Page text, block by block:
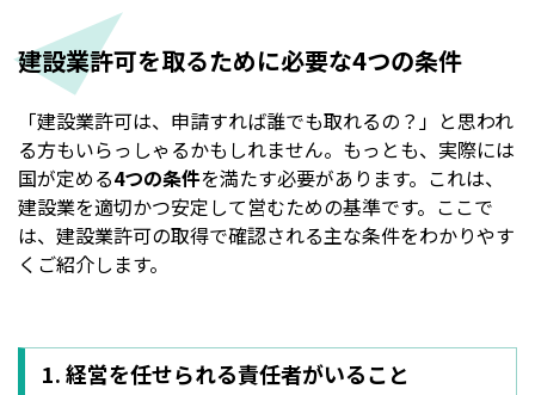
建設業許可を取るために必要な4つの条件
「建設業許可は、申請すれば誰でも取れるの？」と思われ
る方もいらっしゃるかもしれません。もっとも、実際には
国が定める4つの条件を満たす必要があります。これは、
建設業を適切かつ安定して営むための基準です。ここで
は、建設業許可の取得で確認される主な条件をわかりやす
くご紹介します。
1. 経営を任せられる責任者がいること